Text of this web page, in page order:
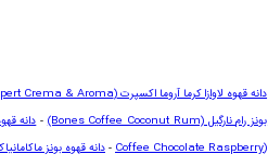
دانه قهوه لاوازا کرما آروما اکسپرت(Lavazza Expert Crema & Aroma)
بونز رام نارگیل(Bones Coffee Coconut Rum)
-دانه
Coffee Chocolate Raspberry)
-دانه قهوه بونز